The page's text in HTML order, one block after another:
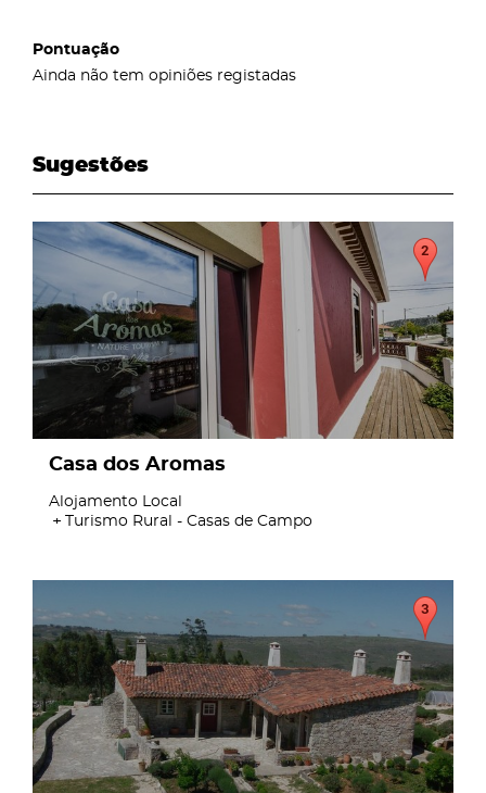
Pontuação
Ainda não tem opiniões registadas
Sugestões
page
Casa dos Aromas
Alojamento Local
Turismo Rural - Casas de Campo